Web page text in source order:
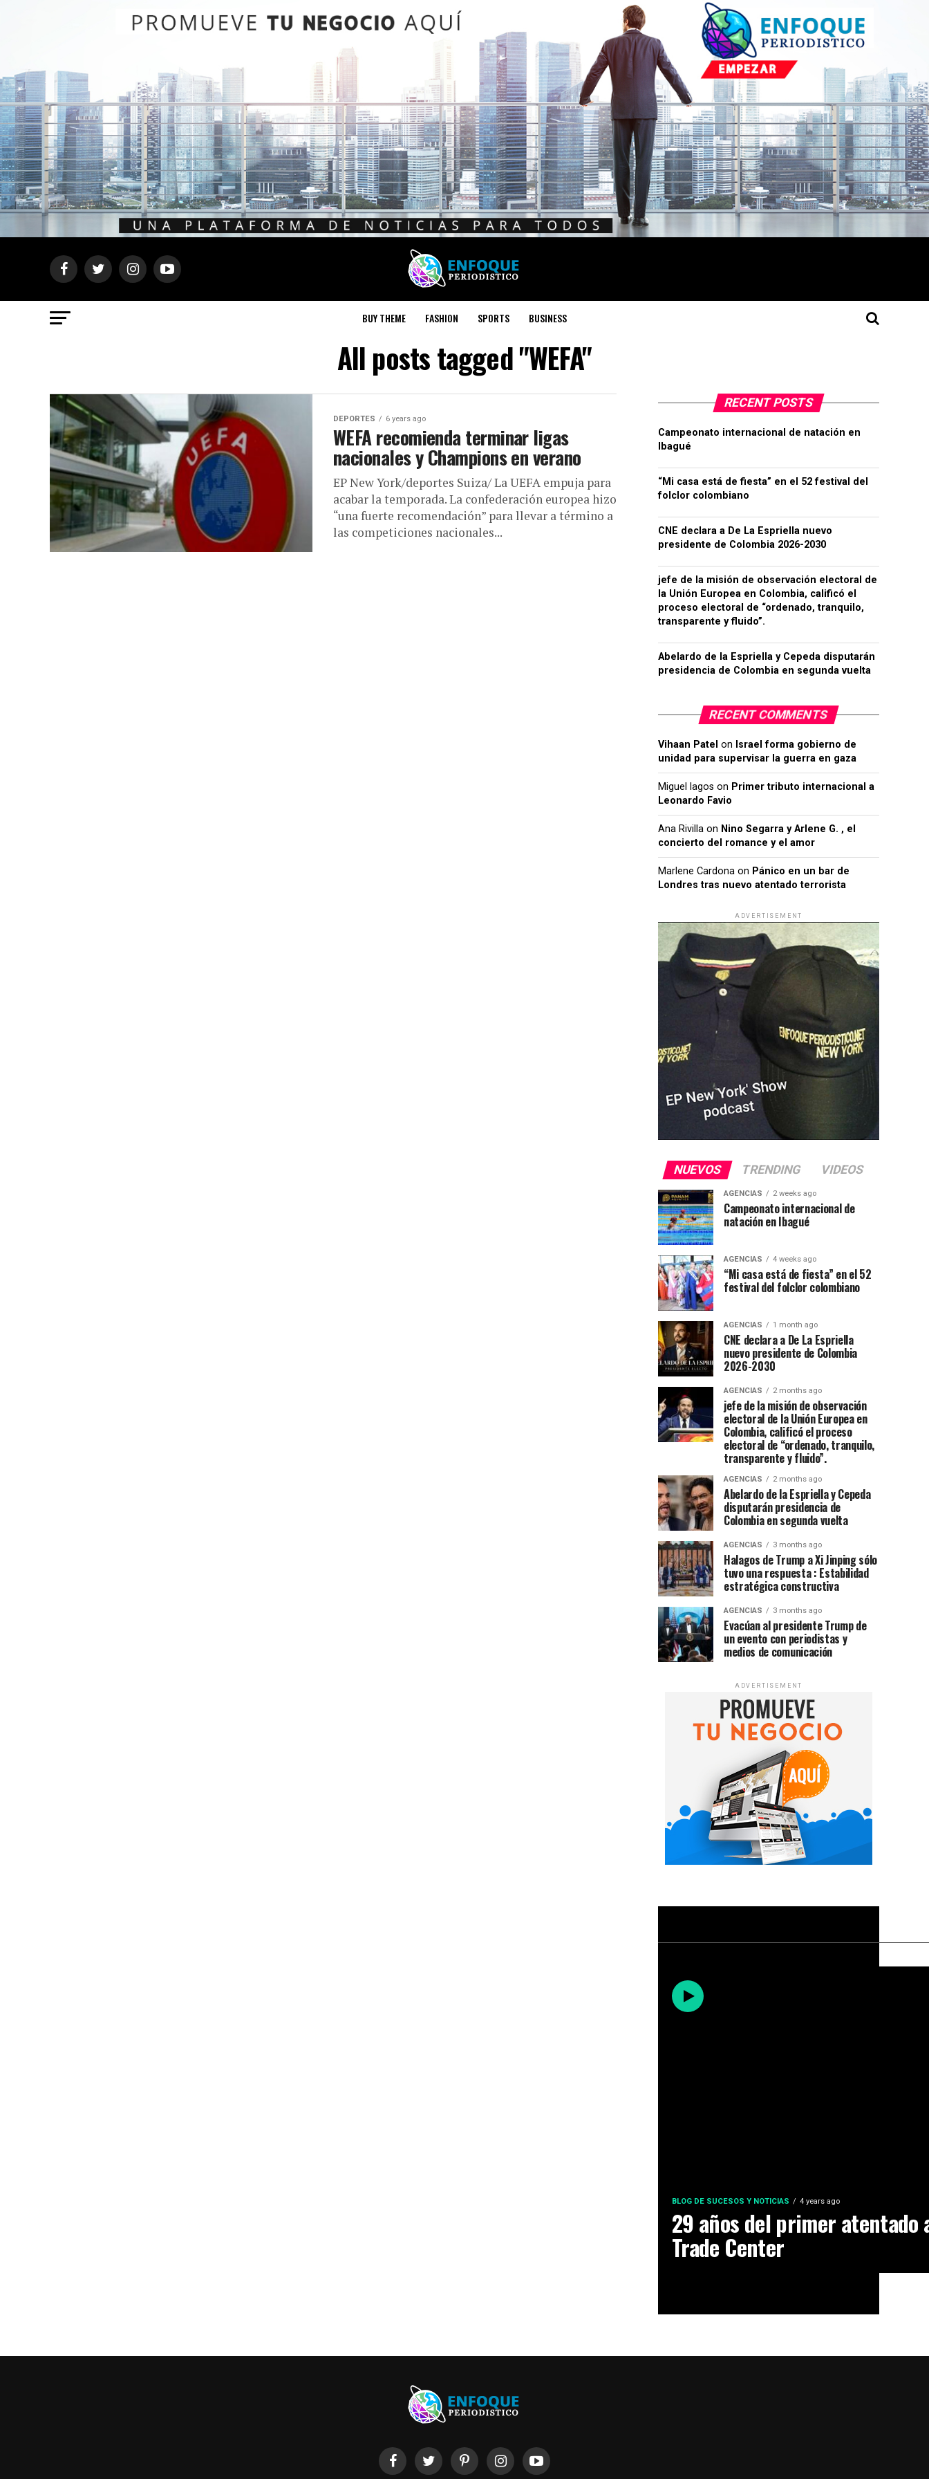
BUY THEME FASHION SPORTS BUSINESS
All posts tagged "WEFA"
DEPORTES 6 years ago
WEFA recomienda terminar ligas
nacionales y Champions en verano
EP New York/deportes Suiza/ La UEFA empuja para
acabar la temporada. La confederación europea hizo
“una fuerte recomendación” para llevar a término a
las competiciones nacionales...
RECENT POSTS
Campeonato internacional de natación en
Ibagué
“Mi casa está de fiesta” en el 52 festival del
folclor colombiano
CNE declara a De La Espriella nuevo
presidente de Colombia 2026-2030
jefe de la misión de observación electoral de
la Unión Europea en Colombia, calificó el
proceso electoral de “ordenado, tranquilo,
transparente y fluido”.
Abelardo de la Espriella y Cepeda disputarán
presidencia de Colombia en segunda vuelta
RECENT COMMENTS
Vihaan Patel on Israel forma gobierno de
unidad para supervisar la guerra en gaza
Miguel lagos on Primer tributo internacional a
Leonardo Favio
Ana Rivilla on Nino Segarra y Arlene G. , el
concierto del romance y el amor
Marlene Cardona on Pánico en un bar de
Londres tras nuevo atentado terrorista
ADVERTISEMENT
NUEVOS TRENDING VIDEOS
AGENCIAS 2 weeks ago
Campeonato internacional de
natación en Ibagué
AGENCIAS 4 weeks ago
“Mi casa está de fiesta” en el 52
festival del folclor colombiano
AGENCIAS 1 month ago
CNE declara a De La Espriella
nuevo presidente de Colombia
2026-2030
AGENCIAS 2 months ago
jefe de la misión de observación
electoral de la Unión Europea en
Colombia, calificó el proceso
electoral de “ordenado, tranquilo,
transparente y fluido”.
AGENCIAS 2 months ago
Abelardo de la Espriella y Cepeda
disputarán presidencia de
Colombia en segunda vuelta
AGENCIAS 3 months ago
Halagos de Trump a Xi Jinping sólo
tuvo una respuesta : Estabilidad
estratégica constructiva
AGENCIAS 3 months ago
Evacúan al presidente Trump de
un evento con periodistas y
medios de comunicación
ADVERTISEMENT
BLOG DE SUCESOS Y NOTICIAS 4 years ago
29 años del primer atentado
Trade Center